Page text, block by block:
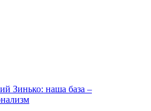
Зинько: наша база –